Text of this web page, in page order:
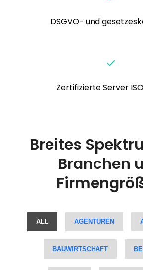
DSGVO- und
Zertifizierte Server
Breites
Branchen
ALL AGENTUREN
BAUWIRTSCHAFT